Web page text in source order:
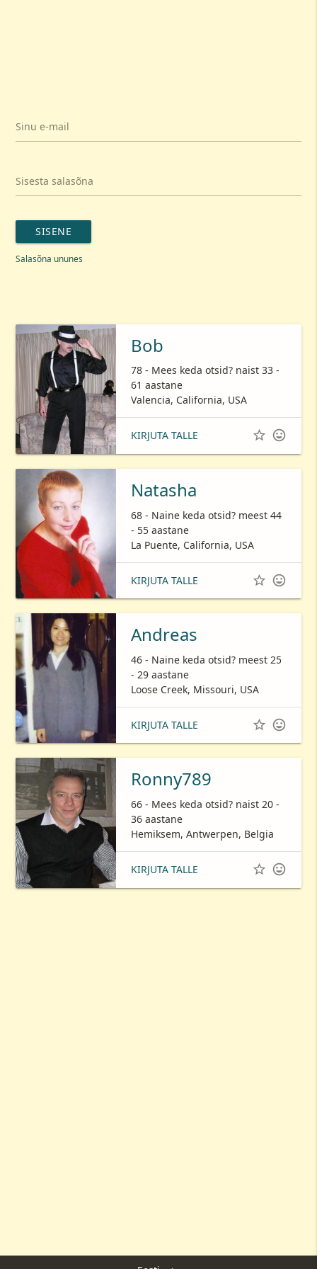
Sinu e-mail
Sisesta salasõna
SISENE
Salasõna ununes
Bob
78 - Mees keda otsid? naist 33 -
61 aastane
Valencia, California, USA
KIRJUTA TALLE  
Natasha
68 - Naine keda otsid? meest 44
- 55 aastane
La Puente, California, USA
KIRJUTA TALLE  
Andreas
46 - Naine keda otsid? meest 25
- 29 aastane
Loose Creek, Missouri, USA
KIRJUTA TALLE  
Ronny789
66 - Mees keda otsid? naist 20 -
36 aastane
Hemiksem, Antwerpen, Belgia
KIRJUTA TALLE  